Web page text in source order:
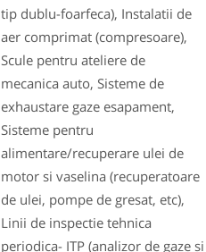
tip dublu-foarfeca), Instalatii de
aer comprimat (compresoare),
Scule pentru ateliere de
mecanica auto, Sisteme de
exhaustare gaze esapament,
Sisteme pentru
alimentare/recuperare ulei de
motor si vaselina (recuperatoare
de ulei, pompe de gresat, etc),
Linii de inspectie tehnica
periodica- ITP (analizor de gaze si